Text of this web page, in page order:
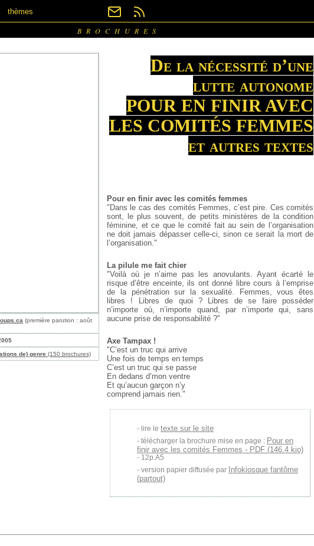
thèmes
BROCHURES
(première parution : août
de) genre (150 brochures)
De la nécessité d’une
lutte autonome
POUR EN FINIR AVEC
LES COMITÉS FEMMES
et autres textes
Pour en finir avec les comités femmes
"Dans le cas des comités Femmes, c’est pire. Ces comités
sont, le plus souvent, de petits ministères de la condition
féminine, et ce que le comité fait au sein de l’organisation
ne doit jamais dépasser celle-ci, sinon ce serait la mort de
l’organisation."
La pilule me fait chier
"Voilà où je n’aime pas les anovulants. Ayant écarté le
risque d’être enceinte, ils ont donné libre cours à l’emprise
de la pénétration sur la sexualité. Femmes, vous êtes
libres ! Libres de quoi ? Libres de se faire posséder
n’importe où, n’importe quand, par n’importe qui, sans
aucune prise de responsabilité ?"
Axe Tampax !
"C’est un truc qui arrive
Une fois de temps en temps
C’est un truc qui se passe
En dedans d’mon ventre
Et qu’aucun garçon n’y
comprend jamais rien."
lire le texte sur le site
télécharger la brochure mise en page : Pour en
finir avec les comités Femmes - PDF (146.4 kio)
- 12p.A5
version papier diffusée par Infokiosque fantôme
(partout)